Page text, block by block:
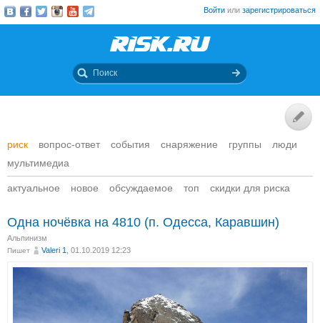
Войти или зарегистрироваться
риск вопрос-ответ события снаряжение группы
люди
мультимедиа
актуальное новое обсуждаемое топ скидки для риска
Одна ночёвка на 4810 (п. Одесса, Каравшин)
Альпинизм
Пишет Valeri 1 , 01.10.2019 12:23